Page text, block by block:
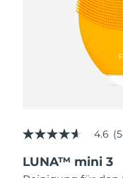
4.6
of
5
4.6
LUNA™ mini 3